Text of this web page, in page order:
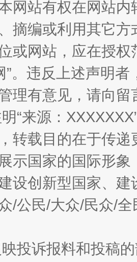
优化重塑工作
网站有权在网站
摘编或利用其它
或网站，应在授
”。违反上述声明
理有意见，请向
“来源：
转载目的在于传
示国家的国际形
设创新型国家、
/公民/大众/民众/
投诉报料和投稿